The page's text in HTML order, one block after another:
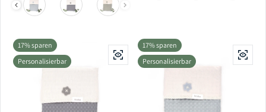
17% sparen
Personalisierbar
17% sparen
Personalisierbar